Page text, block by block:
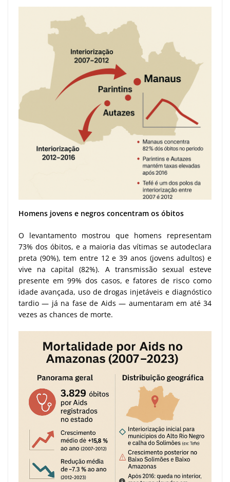
Homens jovens e negros concentram os óbitos
O levantamento mostrou que homens representam
73% dos óbitos, e a maioria das vítimas se autodeclara
preta (90%), tem entre 12 e 39 anos (jovens adultos) e
vive na capital (82%). A transmissão sexual esteve
presente em 99% dos casos, e fatores de risco como
idade avançada, uso de drogas injetáveis e diagnóstico
tardio — já na fase de Aids — aumentaram em até 34
vezes as chances de morte.